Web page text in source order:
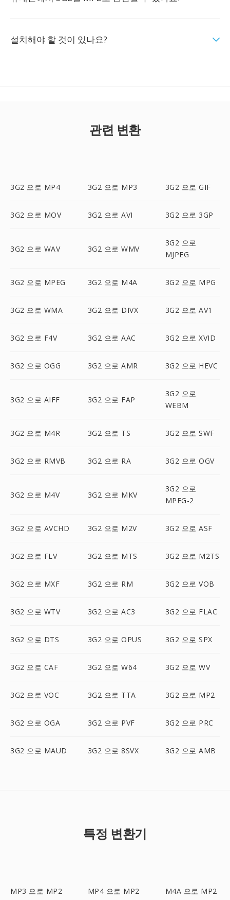
설치해야 할 것이 있나요?
관련 변환
3G2 으로 MP4 3G2 으로 MP3 3G2 으로 GIF
3G2 으로 MOV 3G2 으로 AVI 3G2 으로 3GP
3G2 으로 WAV 3G2 으로 WMV
3G2 으로
MJPEG
3G2 으로 MPEG 3G2 으로 M4A 3G2 으로 MPG
3G2 으로 WMA 3G2 으로 DIVX 3G2 으로 AV1
3G2 으로 F4V 3G2 으로 AAC 3G2 으로 XVID
3G2 으로 OGG 3G2 으로 AMR 3G2 으로 HEVC
3G2 으로 AIFF 3G2 으로 FAP
3G2 으로
WEBM
3G2 으로 M4R 3G2 으로 TS 3G2 으로 SWF
3G2 으로 RMVB 3G2 으로 RA 3G2 으로 OGV
3G2 으로 M4V 3G2 으로 MKV
3G2 으로
MPEG-2
3G2 으로 AVCHD 3G2 으로 M2V 3G2 으로 ASF
3G2 으로 FLV 3G2 으로 MTS 3G2 으로 M2TS
3G2 으로 MXF 3G2 으로 RM 3G2 으로 VOB
3G2 으로 WTV 3G2 으로 AC3 3G2 으로 FLAC
3G2 으로 DTS 3G2 으로 OPUS 3G2 으로 SPX
3G2 으로 CAF 3G2 으로 W64 3G2 으로 WV
3G2 으로 VOC 3G2 으로 TTA 3G2 으로 MP2
3G2 으로 OGA 3G2 으로 PVF 3G2 으로 PRC
3G2 으로 MAUD 3G2 으로 8SVX 3G2 으로 AMB
특정 변환기
MP3 으로 MP2 MP4 으로 MP2 M4A 으로 MP2